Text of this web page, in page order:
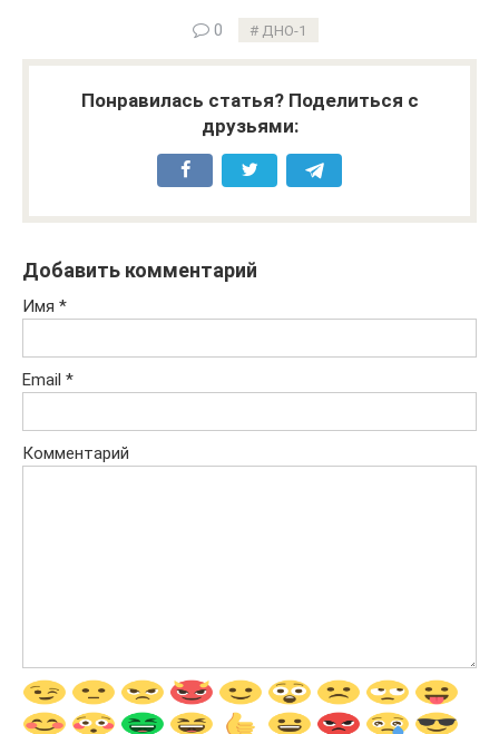
0 ДНО-1
Понравилась статья? Поделиться с
друзьями:
Добавить комментарий
Имя *
Email *
Комментарий